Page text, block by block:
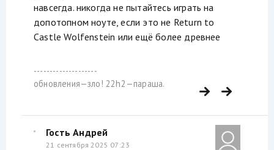
навсегда. никогда не пытайтесь играть на
допотопном ноуте, если это не Return to
Castle Wolfenstein или ещё более древнее
--------------------
обновления—зло! 22h2—параша.
Гость Андрей
21 сентября 2025 07:23